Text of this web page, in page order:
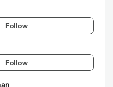
Follow
Follow